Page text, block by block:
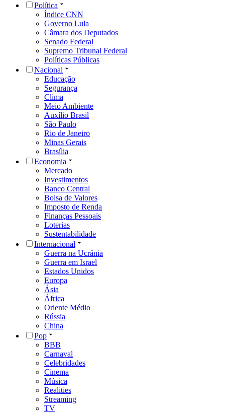
Política
Índice CNN
Governo Lula
Câmara dos Deputados
Senado Federal
Supremo Tribunal Federal
Políticas Públicas
Nacional
Educação
Segurança
Clima
Meio Ambiente
Auxílio Brasil
São Paulo
Rio de Janeiro
Minas Gerais
Brasília
Economia
Mercado
Investimentos
Banco Central
Bolsa de Valores
Imposto de Renda
Finanças Pessoais
Loterias
Sustentabilidade
Internacional
Guerra na Ucrânia
Guerra em Israel
Estados Unidos
Europa
Ásia
África
Oriente Médio
Rússia
China
Pop
BBB
Carnaval
Celebridades
Cinema
Música
Realities
Streaming
TV